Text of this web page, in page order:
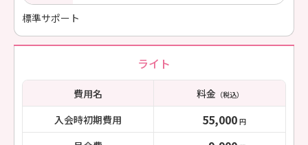
標準サポート
ライト
費用名 料金（税込）
入会時初期費用 55,000 円